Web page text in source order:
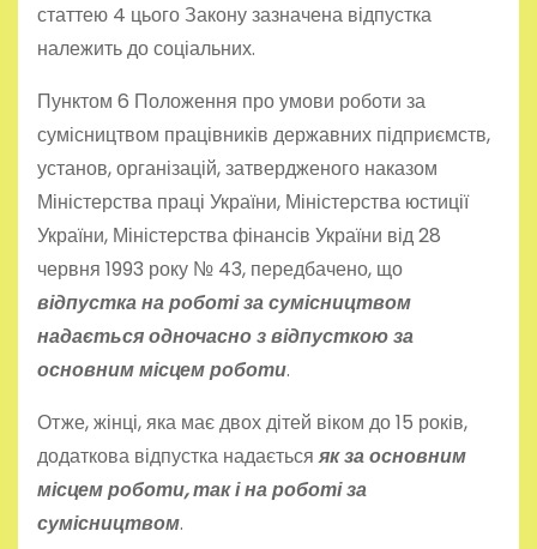
статтею 4 цього Закону зазначена відпустка
належить до соціальних.
Пунктом 6 Положення про умови роботи за
сумісництвом працівників державних підприємств,
установ, організацій, затвердженого наказом
Міністерства праці України, Міністерства юстиції
України, Міністерства фінансів України від 28
червня 1993 року № 43, передбачено, що
відпустка на роботі за сумісництвом
надається одночасно з відпусткою за
основним місцем роботи.
Отже, жінці, яка має двох дітей віком до 15 років,
додаткова відпустка надаєтьсяяк за основним
місцем роботи, так і на роботі за
сумісництвом.